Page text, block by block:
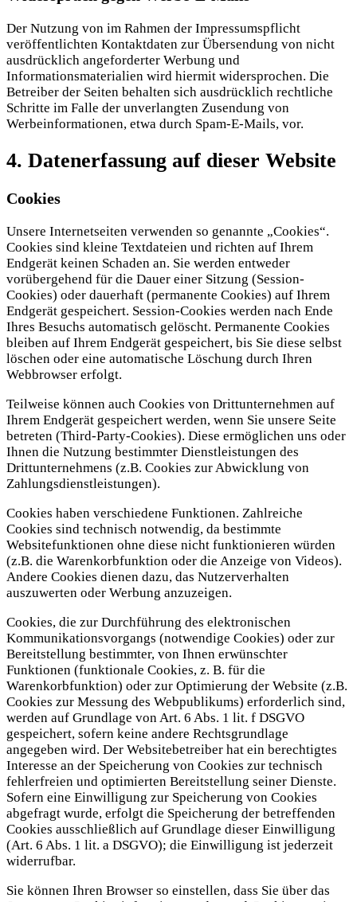
Der Nutzung von im Rahmen der Impressumspflicht
veröffentlichten Kontaktdaten zur Übersendung von nicht
ausdrücklich angeforderter Werbung und
Informationsmaterialien wird hiermit widersprochen. Die
Betreiber der Seiten behalten sich ausdrücklich rechtliche
Schritte im Falle der unverlangten Zusendung von
Werbeinformationen, etwa durch Spam-E-Mails, vor.
4. Datenerfassung auf dieser Website
Cookies
Unsere Internetseiten verwenden so genannte „Cookies“.
Cookies sind kleine Textdateien und richten auf Ihrem
Endgerät keinen Schaden an. Sie werden entweder
vorübergehend für die Dauer einer Sitzung (Session-
Cookies) oder dauerhaft (permanente Cookies) auf Ihrem
Endgerät gespeichert. Session-Cookies werden nach Ende
Ihres Besuchs automatisch gelöscht. Permanente Cookies
bleiben auf Ihrem Endgerät gespeichert, bis Sie diese selbst
löschen oder eine automatische Löschung durch Ihren
Webbrowser erfolgt.
Teilweise können auch Cookies von Drittunternehmen auf
Ihrem Endgerät gespeichert werden, wenn Sie unsere Seite
betreten (Third-Party-Cookies). Diese ermöglichen uns oder
Ihnen die Nutzung bestimmter Dienstleistungen des
Drittunternehmens (z.B. Cookies zur Abwicklung von
Zahlungsdienstleistungen).
Cookies haben verschiedene Funktionen. Zahlreiche
Cookies sind technisch notwendig, da bestimmte
Websitefunktionen ohne diese nicht funktionieren würden
(z.B. die Warenkorbfunktion oder die Anzeige von Videos).
Andere Cookies dienen dazu, das Nutzerverhalten
auszuwerten oder Werbung anzuzeigen.
Cookies, die zur Durchführung des elektronischen
Kommunikationsvorgangs (notwendige Cookies) oder zur
Bereitstellung bestimmter, von Ihnen erwünschter
Funktionen (funktionale Cookies, z. B. für die
Warenkorbfunktion) oder zur Optimierung der Website (z.B.
Cookies zur Messung des Webpublikums) erforderlich sind,
werden auf Grundlage von Art. 6 Abs. 1 lit. f DSGVO
gespeichert, sofern keine andere Rechtsgrundlage
angegeben wird. Der Websitebetreiber hat ein berechtigtes
Interesse an der Speicherung von Cookies zur technisch
fehlerfreien und optimierten Bereitstellung seiner Dienste.
Sofern eine Einwilligung zur Speicherung von Cookies
abgefragt wurde, erfolgt die Speicherung der betreffenden
Cookies ausschließlich auf Grundlage dieser Einwilligung
(Art. 6 Abs. 1 lit. a DSGVO); die Einwilligung ist jederzeit
widerrufbar.
Sie können Ihren Browser so einstellen, dass Sie über das